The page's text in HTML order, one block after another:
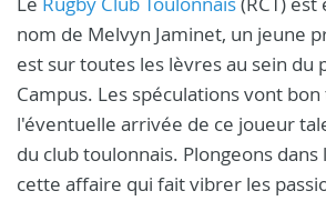
nom de Melvyn Jaminet, un jeune
est sur toutes les lèvres au sein du
Campus. Les spéculations vont
l'éventuelle arrivée de ce joueur
du club toulonnais. Plongeons dans
cette affaire qui fait vibrer les